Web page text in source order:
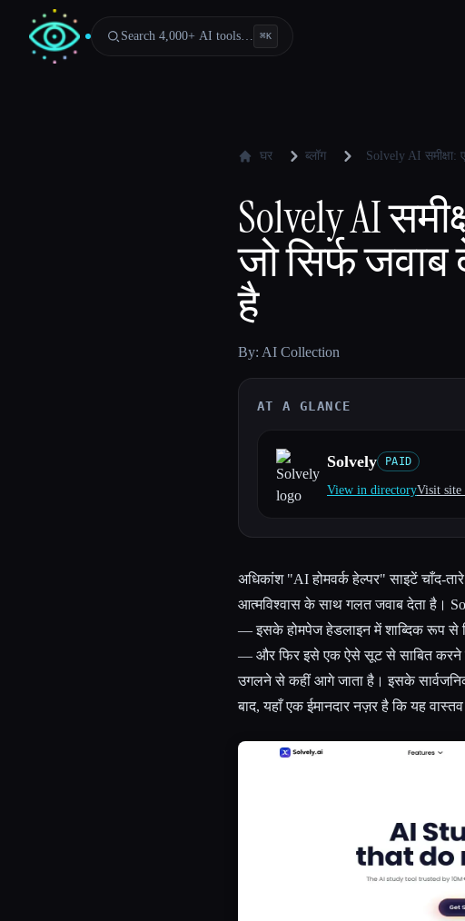
Search 4,000+ AI tools… ⌘K
घर ब्लॉग Solvely AI
Solvely AI
जो सिर्फ
है
By: AI Collection
AT A GLANCE
Solvely PAID
View in directoryVisit
अधिकांश "AI होमवर्क हेल्पर" साइटें चाँद-
आत्मविश्वास के साथ गलत जवाब देता है।
— इसके होमपेज हेडलाइन में शाब्दिक रूप से
— और फिर इसे एक ऐसे सूट से साबित करने
उगलने से कहीं आगे जाता है। इसके
बाद, यहाँ एक ईमानदार नज़र है कि यह